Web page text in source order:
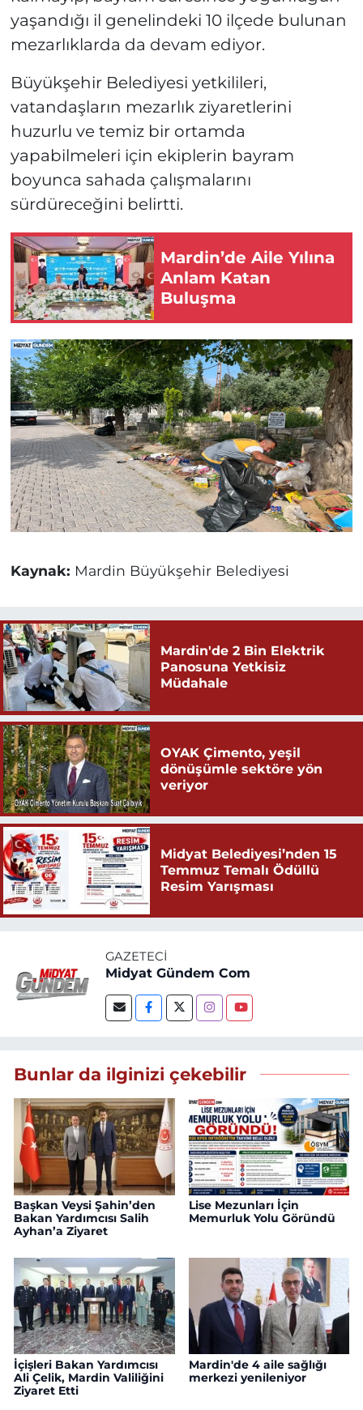
yaşandığı il genelindeki 10 ilçede bulunan
mezarlıklarda da devam ediyor.
Büyükşehir Belediyesi yetkilileri,
vatandaşların mezarlık ziyaretlerini
huzurlu ve temiz bir ortamda
yapabilmeleri için ekiplerin bayram
boyunca sahada çalışmalarını
sürdüreceğini belirtti.
Mardin’de Aile Yılına
Anlam Katan
Buluşma
Kaynak: Mardin Büyükşehir Belediyesi
Mardin'de 2 Bin Elektrik
Panosuna Yetkisiz
Müdahale
OYAK Çimento, yeşil
dönüşümle sektöre yön
veriyor
Midyat Belediyesi’nden 15
Temmuz Temalı Ödüllü
Resim Yarışması
GAZETECI
Midyat Gündem Com
Bunlar da ilginizi çekebilir
Başkan Veysi Şahin’den
Bakan Yardımcısı Salih
Ayhan’a Ziyaret
Lise Mezunları İçin
Memurluk Yolu Göründü
İçişleri Bakan Yardımcısı
Ali Çelik, Mardin Valiliğini
Ziyaret Etti
Mardin'de 4 aile sağlığı
merkezi yenileniyor